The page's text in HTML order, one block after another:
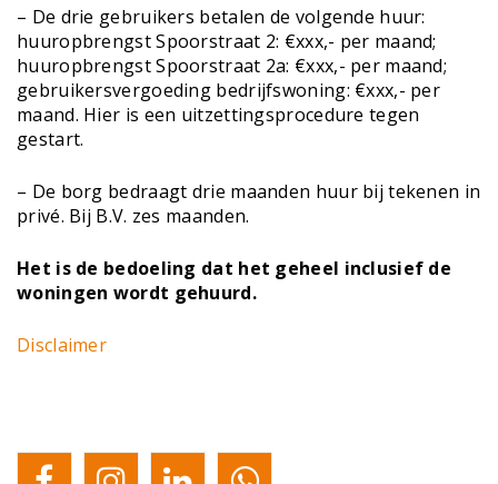
– De drie gebruikers betalen de volgende huur:
huuropbrengst Spoorstraat 2: €xxx,- per maand;
huuropbrengst Spoorstraat 2a: €xxx,- per maand;
gebruikersvergoeding bedrijfswoning: €xxx,- per
maand. Hier is een uitzettingsprocedure tegen
gestart.
– De borg bedraagt drie maanden huur bij tekenen in
privé. Bij B.V. zes maanden.
Het is de bedoeling dat het geheel inclusief de
woningen wordt gehuurd.
Disclaimer